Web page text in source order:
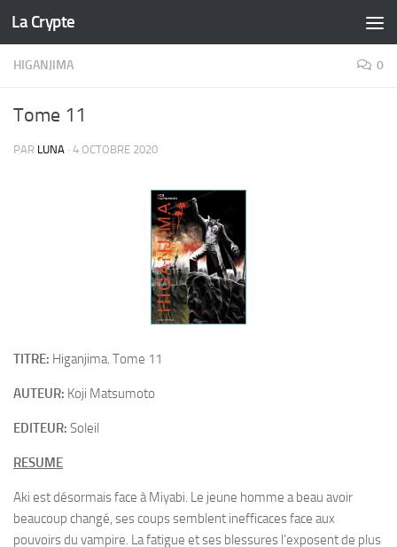
Skip to content
La Crypte
HIGANJIMA 0
Tome 11
PAR LUNA · 4 OCTOBRE 2020
TITRE: Higanjima. Tome 11
AUTEUR: Koji Matsumoto
EDITEUR: Soleil
RESUME
Aki est désormais face à Miyabi. Le jeune homme a beau avoir
beaucoup changé, ses coups semblent inefficaces face aux
pouvoirs du vampire. La fatigue et ses blessures l’exposent de plus